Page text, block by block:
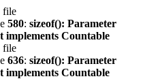
file
580: sizeof(): Parameter
implements Countable
file
636: sizeof(): Parameter
implements Countable